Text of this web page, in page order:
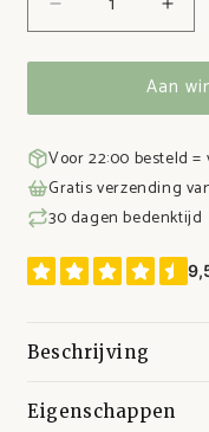
Aantal
verlagen
voor
lepeltjes
voor
Aan
Voor 22:00 besteld
Gratis verzending
30 dagen bedenktijd
Beschrijving
Eigenschappen